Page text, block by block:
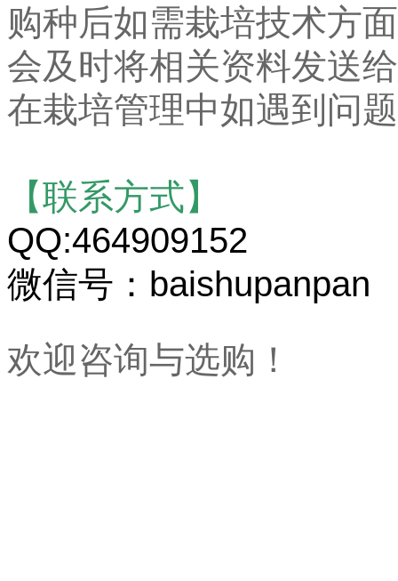
购种后如需栽培技术方
会及时将相关资料发送
在栽培管理中如遇到问
【联系方式】
QQ:464909152
微信号：baishupanpan
欢迎咨询与选购！